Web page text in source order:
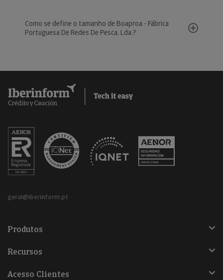
Como se define o tamanho de Boaproa - Fábrica
Portuguesa De Redes De Pesca, Lda.?
geral@iberinform.pt
Produtos
Recursos
Acesso Clientes